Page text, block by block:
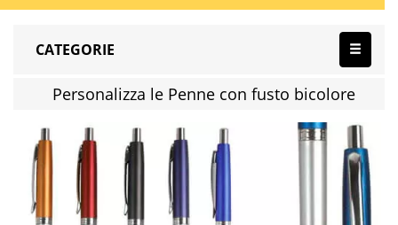
CATEGORIE
Personalizza le Penne con fusto bicolore